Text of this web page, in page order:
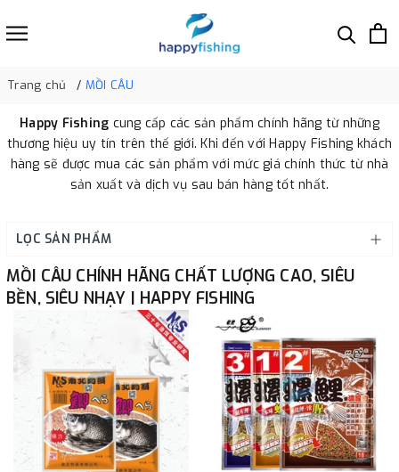
Trang chủ MỒI CÂU
LỌC SẢN PHẨM
MỒI CÂU CHÍNH HÃNG CHẤT LƯỢNG CAO, SIÊU
BỀN, SIÊU NHẠY | HAPPY FISHING
Happy Fishing cung cấp các sản phẩm chính hãng từ những
thương hiệu uy tín trên thế giới. Khi đến với Happy Fishing khách
hàng sẽ được mua các sản phẩm với mức giá chính thức từ nhà
sản xuất và dịch vụ sau bán hàng tốt nhất.